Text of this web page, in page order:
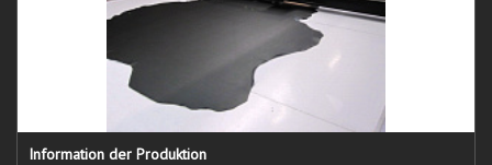
Information der Produktion